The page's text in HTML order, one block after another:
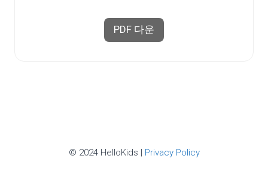
PDF 다운
© 2024 HelloKids | Privacy Policy